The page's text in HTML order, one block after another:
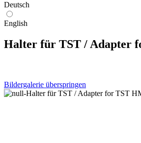
Deutsch
English
Halter für TST / Adapter
Bildergalerie überspringen